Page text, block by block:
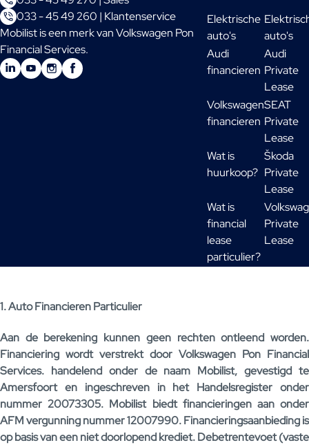
033 - 45 49 260 | Klantenservice
Mobilist is een merk van Volkswagen Pon
Financial Services.
Elektrische
auto's
Audi
financieren
Volkswagen
financieren
Wat is
huurkoop?
Wat is
financial
lease
particulier?
auto's
Audi
Private
Lease
SEAT
Private
Lease
Škoda
Private
Lease
Private
Lease
1. Auto Financieren Particulier
Aan de berekening kunnen geen rechten ontleend worden.
Financiering wordt verstrekt door Volkswagen Pon Financial
Services. handelend onder de naam Mobilist, gevestigd te
Amersfoort en ingeschreven in het Handelsregister onder
nummer 20073305. Mobilist biedt financieringen aan onder
AFM vergunning nummer 12007990. Financieringsaanbieding is
op basis van een niet doorlopend krediet. Debetrentevoet (vaste